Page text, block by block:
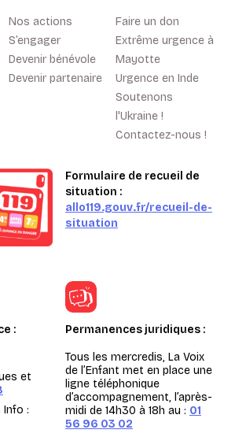
Nos actions
S’engager
Devenir bénévole
Devenir partenaire
Faire un don
Extrême urgence à
Mayotte
Urgence en Inde
Soutenons
l'Ukraine !
Contactez-nous !
Formulaire de recueil de
situation :
allo119.gouv.fr/recueil-de-
situation
:
et
Info :
Permanences juridiques :
Tous les mercredis, La Voix
de l’Enfant met en place une
ligne téléphonique
d’accompagnement, l’après-
midi de 14h30 à 18h au : 01
56 96 03 02